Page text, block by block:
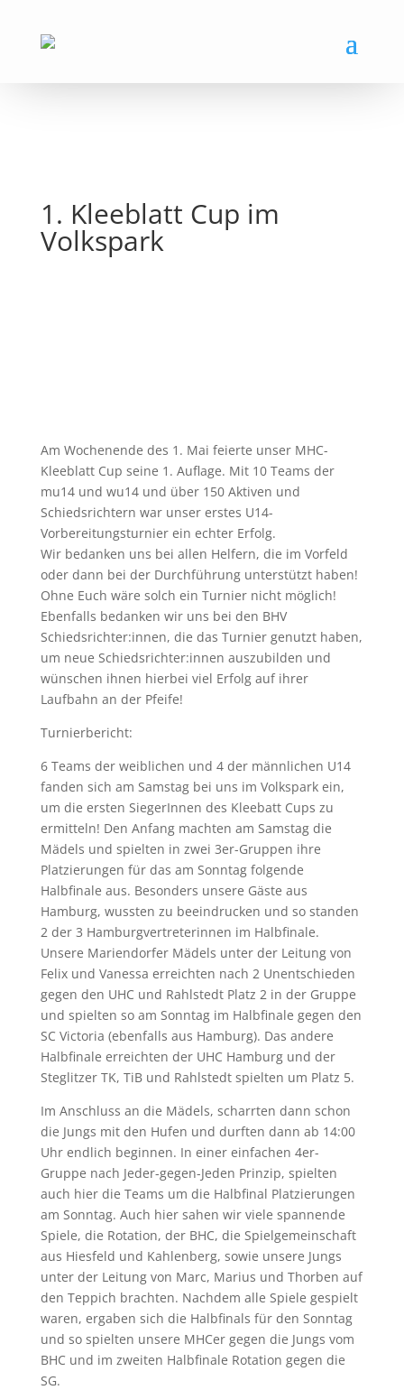
1. Kleeblatt Cup im
Volkspark
Am Wochenende des 1. Mai feierte unser MHC-
Kleeblatt Cup seine 1. Auflage. Mit 10 Teams der
mu14 und wu14 und über 150 Aktiven und
Schiedsrichtern war unser erstes U14-
Vorbereitungsturnier ein echter Erfolg.
Wir bedanken uns bei allen Helfern, die im Vorfeld
oder dann bei der Durchführung unterstützt haben!
Ohne Euch wäre solch ein Turnier nicht möglich!
Ebenfalls bedanken wir uns bei den BHV
Schiedsrichter:innen, die das Turnier genutzt haben,
um neue Schiedsrichter:innen auszubilden und
wünschen ihnen hierbei viel Erfolg auf ihrer
Laufbahn an der Pfeife!
Turnierbericht:
6 Teams der weiblichen und 4 der männlichen U14
fanden sich am Samstag bei uns im Volkspark ein,
um die ersten SiegerInnen des Kleebatt Cups zu
ermitteln! Den Anfang machten am Samstag die
Mädels und spielten in zwei 3er-Gruppen ihre
Platzierungen für das am Sonntag folgende
Halbfinale aus. Besonders unsere Gäste aus
Hamburg, wussten zu beeindrucken und so standen
2 der 3 Hamburgvertreterinnen im Halbfinale.
Unsere Mariendorfer Mädels unter der Leitung von
Felix und Vanessa erreichten nach 2 Unentschieden
gegen den UHC und Rahlstedt Platz 2 in der Gruppe
und spielten so am Sonntag im Halbfinale gegen den
SC Victoria (ebenfalls aus Hamburg). Das andere
Halbfinale erreichten der UHC Hamburg und der
Steglitzer TK, TiB und Rahlstedt spielten um Platz 5.
Im Anschluss an die Mädels, scharrten dann schon
die Jungs mit den Hufen und durften dann ab 14:00
Uhr endlich beginnen. In einer einfachen 4er-
Gruppe nach Jeder-gegen-Jeden Prinzip, spielten
auch hier die Teams um die Halbfinal Platzierungen
am Sonntag. Auch hier sahen wir viele spannende
Spiele, die Rotation, der BHC, die Spielgemeinschaft
aus Hiesfeld und Kahlenberg, sowie unsere Jungs
unter der Leitung von Marc, Marius und Thorben auf
den Teppich brachten. Nachdem alle Spiele gespielt
waren, ergaben sich die Halbfinals für den Sonntag
und so spielten unsere MHCer gegen die Jungs vom
BHC und im zweiten Halbfinale Rotation gegen die
SG.